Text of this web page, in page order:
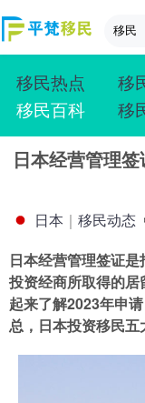
移民热点 移
移民百科
移
成功案例
投
护照移民
技
日本经营管理
日本 ｜ 移民动态
日本经营管理签证是
投资经商所取得的
起来了解2023年申
总，日本投资移民五